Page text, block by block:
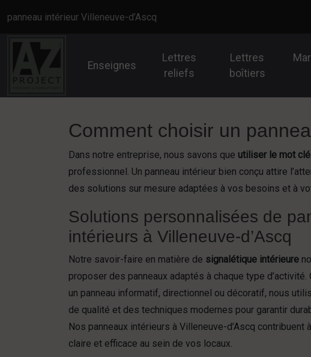
panneau intérieur Villeneuve-d’Ascq
Enseignes
Lettres
reliefs
Lettres
boîtiers
Comment choisir un
Dans notre entreprise, nous savons que utiliser le mot
professionnel. Un panneau intérieur bien conçu attire
des solutions sur mesure adaptées à vos besoins et à
Solutions personnalisées de
intérieurs à Villeneuve-d’Ascq
Notre savoir-faire en matière de signalétique intérieure
proposer des panneaux adaptés à chaque type
un panneau informatif, directionnel ou décoratif, nous
de qualité et des techniques modernes pour garantir
Nos panneaux intérieurs à Villeneuve-d’Ascq contribuent
claire et efficace au sein de vos locaux.